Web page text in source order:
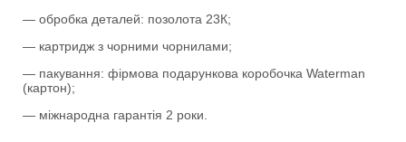
— обробка деталей: позолота 23К;
— картридж з чорними чорнилами;
— пакування: фірмова подарункова коробочка Waterman
(картон);
— міжнародна гарантія 2 роки.